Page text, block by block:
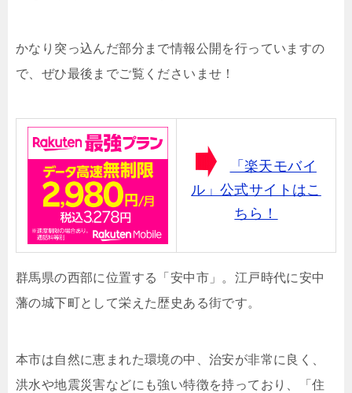
かなり突っ込んだ部分まで情報公開を行っていますの
で、ぜひ最後までご覧くださいませ！
「楽天モバイ
ル」公式サイトはこ
ちら！
群馬県の西部に位置する「安中市」。江戸時代に安中
藩の城下町として栄えた歴史ある街です。
本市は自然に恵まれた環境の中、治安が非常に良く、
洪水や地震災害などにも強い特徴を持っており、「住